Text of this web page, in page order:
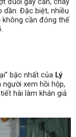
đuổi gay cấn, cháy
dần. Đặc biệt, nhiều
cần đóng thế
bậc nhất của Lý
xem hồi hộp,
hài làm khán giả